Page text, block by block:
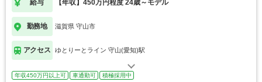
給与 【年収】450万円程度 24歳～モデル
勤務地 滋賀県 守山市
アクセス ゆとりーとライン 守山(愛知)駅
年収450万円以上可 車通勤可 積極採用中